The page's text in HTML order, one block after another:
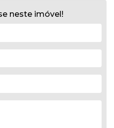
neste imóvel!